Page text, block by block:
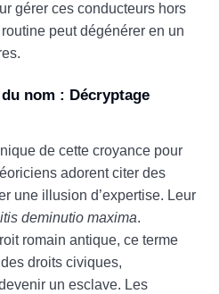
gérer ces conducteurs hors
peut dégénérer en un
nom : Décryptage
de cette croyance pour
adorent citer des
une illusion d’expertise. Leur
deminutio maxima.
romain antique, ce terme
droits civiques,
un esclave. Les